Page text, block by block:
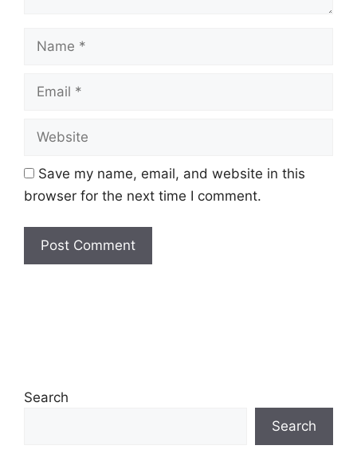
Name
Email
Website
Save my name, email, and website in this
browser for the next time I comment.
Search
Search